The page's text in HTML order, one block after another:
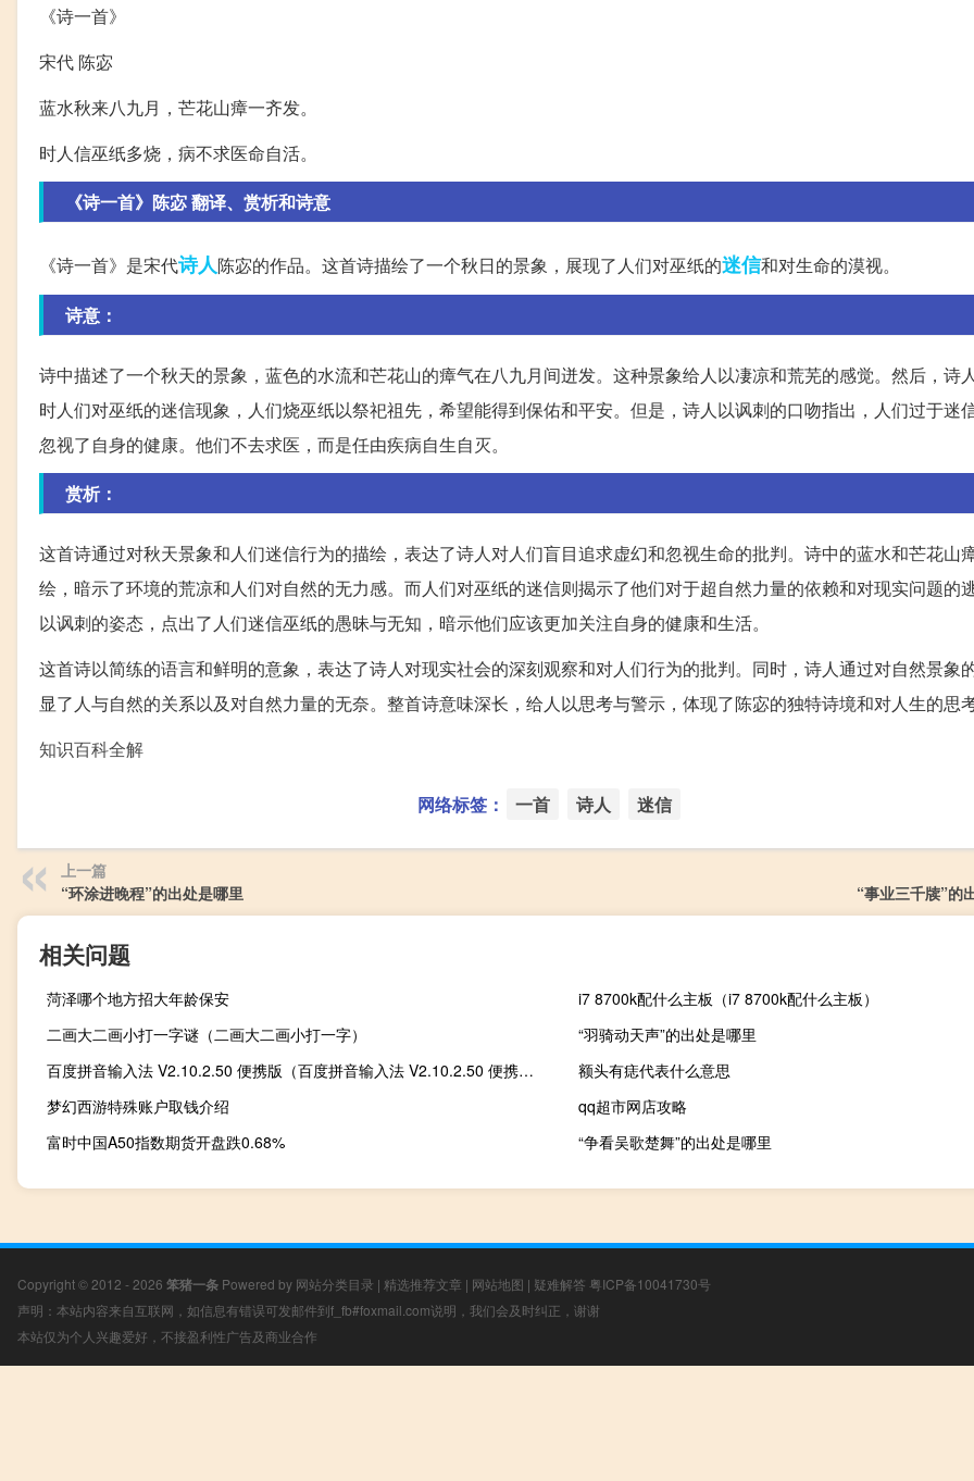
《诗一首》
宋代 陈宓
蓝水秋来八九月，芒花山瘴一齐发。
时人信巫纸多烧，病不求医命自活。
《诗一首》陈宓 翻译、赏析和诗意
《诗一首》是宋代诗人陈宓的作品。这首诗描绘了一个秋日的景象，展现了人们对巫纸的迷信和对生命的漠视。
诗意：
诗中描述了一个秋天的景象，蓝色的水流和芒花山的瘴气在八九月间迸发。这种景象给人以凄凉和荒芜的感觉。然后，诗
时人们对巫纸的迷信现象，人们烧巫纸以祭祀祖先，希望能得到保佑和平安。但是，诗人以讽刺的口吻指出，人们过于迷
忽视了自身的健康。他们不去求医，而是任由疾病自生自灭。
赏析：
这首诗通过对秋天景象和人们迷信行为的描绘，表达了诗人对人们盲目追求虚幻和忽视生命的批判。诗中的蓝水和芒花山
绘，暗示了环境的荒凉和人们对自然的无力感。而人们对巫纸的迷信则揭示了他们对于超自然力量的依赖和对现实问题的
以讽刺的姿态，点出了人们迷信巫纸的愚昧与无知，暗示他们应该更加关注自身的健康和生活。
这首诗以简练的语言和鲜明的意象，表达了诗人对现实社会的深刻观察和对人们行为的批判。同时，诗人通过对自然景象
显了人与自然的关系以及对自然力量的无奈。整首诗意味深长，给人以思考与警示，体现了陈宓的独特诗境和对人生的思
知识百科全解
网络标签： 一首 诗人 迷信
上一篇
“环涂进晚程”的出处是哪里
“事业三千牍”的
相关问题
菏泽哪个地方招大年龄保安
i7 8700k配什么主板（i7 8700k配什么主板）
二画大二画小打一字谜（二画大二画小打一字）
“羽骑动天声”的出处是哪里
百度拼音输入法 V2.10.2.50 便携版（百度拼音输入法 V2.10.2.50 便携版功能简介）
额头有痣代表什么意思
梦幻西游特殊账户取钱介绍
qq超市网店攻略
富时中国A50指数期货开盘跌0.68%
“争看吴歌楚舞”的出处是哪里
Copyright © 2012 - 2026 笨猪一条 Powered by 网站分类目录 | 精选推荐文章 | 网站地图 | 疑难解答 粤ICP备10041730号
声明：本站内容来自互联网，如信息有错误可发邮件到f_fb#foxmail.com说明，我们会及时纠正，谢谢
本站仅为个人兴趣爱好，不接盈利性广告及商业合作